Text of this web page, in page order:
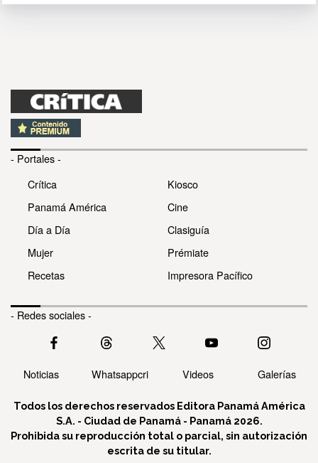
- Portales -
Crítica
Panamá América
Día a Día
Mujer
Recetas
Kiosco
Cine
Clasiguía
Prémiate
Impresora Pacífico
- Redes sociales -
Noticias Whatsappcri Videos Galerías
Todos los derechos reservados Editora Panamá América
S.A. - Ciudad de Panamá - Panamá 2026.
Prohibida su reproducción total o parcial, sin autorización
escrita de su titular.